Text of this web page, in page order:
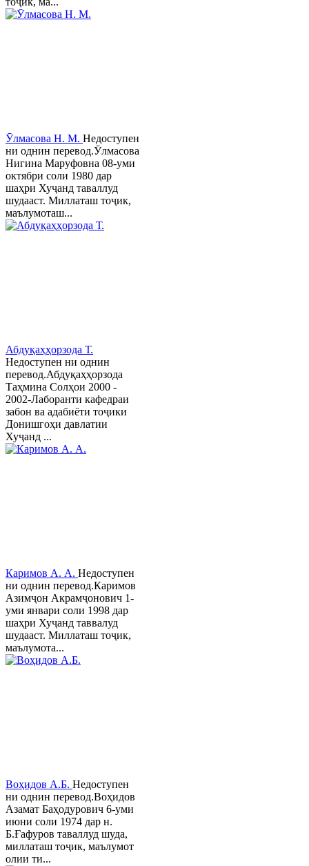
Ӯлмасова Н. М. Недоступен
ни однин перевод.Ӯлмасова
Нигина Маруфовна 08-уми
октябри соли 1980 дар
шаҳри Хуҷанд таваллуд
шудааст. Миллаташ тоҷик,
маълумоташ...
Абдуқаҳҳорзода Т.
Недоступен ни однин
перевод.Абдуқаҳҳорзода
Таҳмина Солҳои 2000 -
2002-Лаборанти кафедраи
забон ва адабиёти тоҷики
Донишгоҳи давлатии
Хуҷанд ...
Каримов А. А. Недоступен
ни однин перевод.Каримов
Азимҷон Акрамҷонович 1-
уми январи соли 1998 дар
шаҳри Хуҷанд таввалуд
шудааст. Миллаташ тоҷик,
маълумота...
Воҳидов А.Б. Недоступен
ни однин перевод.Воҳидов
Азамат Баҳодурович 6-уми
июни соли 1974 дар н.
Б.Ғафуров таваллуд шуда,
миллаташ тоҷик, маълумот
олии ти...